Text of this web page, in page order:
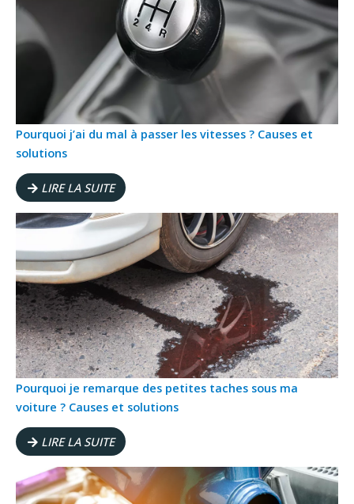
Pourquoi j’ai du mal à passer les vitesses ? Causes et
solutions
LIRE LA SUITE
Pourquoi je remarque des petites taches sous ma
voiture ? Causes et solutions
LIRE LA SUITE